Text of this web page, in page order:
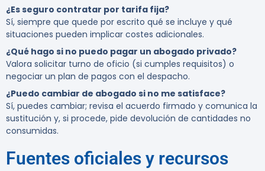
¿Es seguro contratar por tarifa fija?
Sí, siempre que quede por escrito qué se incluye y qué
situaciones pueden implicar costes adicionales.
¿Qué hago si no puedo pagar un abogado privado?
Valora solicitar turno de oficio (si cumples requisitos) o
negociar un plan de pagos con el despacho.
¿Puedo cambiar de abogado si no me satisface?
Sí, puedes cambiar; revisa el acuerdo firmado y comunica la
sustitución y, si procede, pide devolución de cantidades no
consumidas.
Fuentes oficiales y recursos